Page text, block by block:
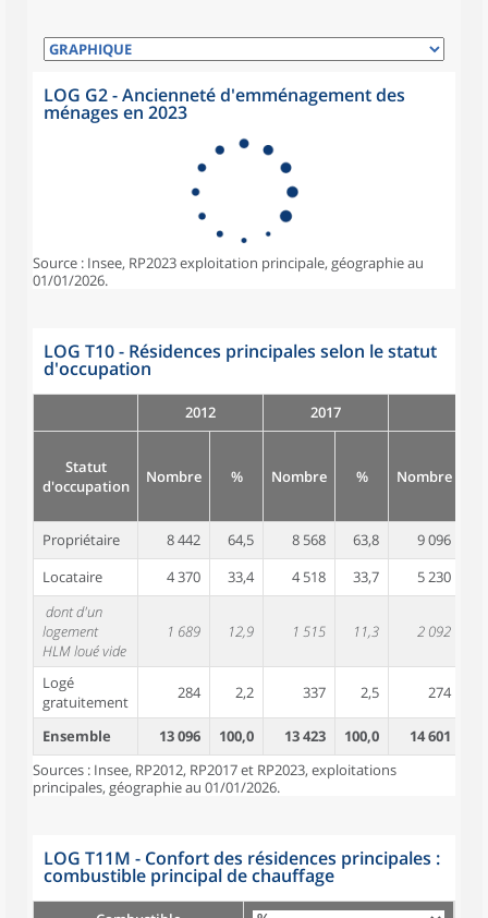
LOG G2 - Ancienneté d'emménagement des
ménages en 2023
Source : Insee, RP2023 exploitation principale, géographie au
01/01/2026.
LOG T10 - Résidences principales selon le statut
d'occupation
2012 2017
Statut
d'occupation
Nombre % Nombre % Nombre
Propriétaire 8 442 64,5 8 568 63,8 9 096
Locataire
4 370 33,4 4 518 33,7 5 230
dont d'un
logement
HLM loué vide
1 689 12,9 1 515 11,3 2 092
Logé
gratuitement
284 2,2 337 2,5 274
Ensemble 13 096 100,0 13 423 100,0 14 601
Sources : Insee, RP2012, RP2017 et RP2023, exploitations
principales, géographie au 01/01/2026.
LOG T11M - Confort des résidences principales :
combustible principal de chauffage